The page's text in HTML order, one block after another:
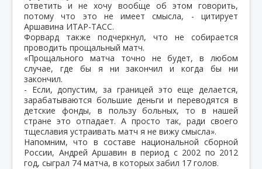
ответить и не хочу вообще об этом говорить,
потому что это не имеет смысла, - цитирует
Аршавина ИТАР-ТАСС.
Форвард также подчеркнул, что не собирается
проводить прощальный матч.
«Прощального матча точно не будет, в любом
случае, где бы я ни закончил и когда бы ни
закончил.
- Если, допустим, за границей это еще делается,
зарабатываются большие деньги и переводятся в
детские фонды, в пользу больных, то в нашей
стране это отпадает. А просто так, ради своего
тщеславия устраивать матч я не вижу смысла».
Напомним, что в составе национальной сборной
России, Андрей Аршавин в период с 2002 по 2012
год, сыграл 74 матча, в которых забил 17 голов.